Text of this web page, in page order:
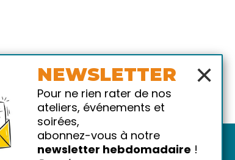
×
NEWSLETTER
Pour ne rien rater de nos
ateliers, événements et
soirées,
abonnez-vous à notre
newsletter hebdomadaire !